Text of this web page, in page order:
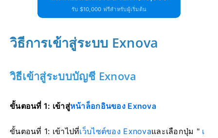
รับ $10,000 ฟรีสำหรับผู้เริ่มต้น
วิธีการเข้าสู่ระบบ Exnova
วิธีเข้าสู่ระบบบัญชี Exnova
ขั้นตอนที่ 1: เข้าสู่หน้าล็อกอินของ Exnova
ขั้นตอนที่ 1: เข้าไปที่เว็บไซต์ของ Exnovaและเลือกปุ่ม " เ